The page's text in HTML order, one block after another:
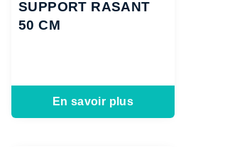
SUPPORT RASANT
50 CM
En savoir plus